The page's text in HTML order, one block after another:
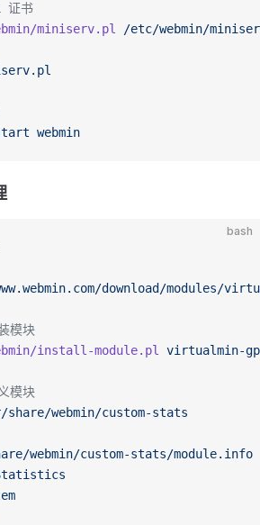
证书
miniserv.pl
/etc/webmin/
webmin
bash
download/modules/
模块
install-module.pl
virtualmin-
模块
webmin/custom-stats
webmin/custom-stats/module.info
Statistics